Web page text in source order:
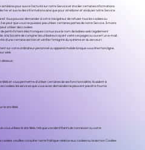
similaires pour suivre l’activité sur notre Service et stocker certaines informations.
et suivre des informations ainsi que pour améliorer et analyser notre Service.
Vous pouvez demander à votre navigateur de refuser tous les cookies ou
se peut que vous ne puissiez pas utiliser certaines parties de notre Service. À moins
utiliser des cookies.
petits fichiers électroniques connus sous le nom de balises web (également
à la Société de compter les utilisateurs ayant visité ces pages ou ouvert un e-mail,
d’une certaine section et vérifier l’intégrité du système et du serveur).
sur votre ordinateur personnel ou appareil mobile lorsque vous êtes hors ligne,
web.
dessous :
Web et vous permettre d’utiliser certaines de ses fonctionnalités. Ils aident à
cookies, les services que vous avez demandés ne peuvent pas être fournis.
le site Web.
vous utilisez le site Web, tels que vos identifiants de connexion ou votre
cookies, veuillez consulter notre Politique relative aux cookies ou la section Cookies